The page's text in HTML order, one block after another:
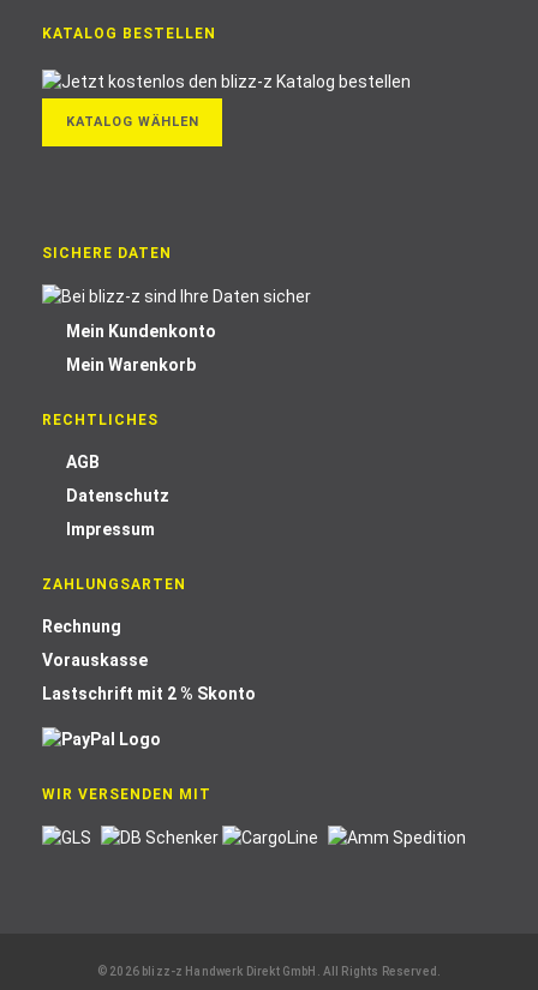
KATALOG BESTELLEN
KATALOG WÄHLEN
SICHERE DATEN
Mein Kundenkonto
Mein Warenkorb
RECHTLICHES
AGB
Datenschutz
Impressum
ZAHLUNGSARTEN
Rechnung
Vorauskasse
Lastschrift mit 2 % Skonto
WIR VERSENDEN MIT
© 2026 blizz-z Handwerk Direkt GmbH. All Rights Reserved.